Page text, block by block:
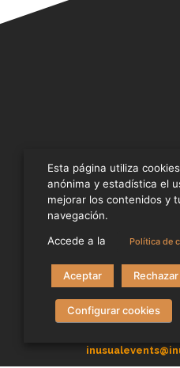
Unique and
Calle Dr. Ramón
Esta página utiliza
anónima y estadística el
mejorar los contenidos y
navegación.
Accede a la
Política de
Aceptar Rechazar
Configurar cookies